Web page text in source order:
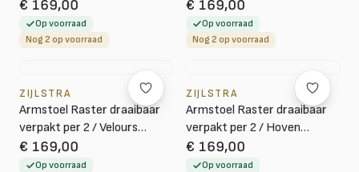
Groen-bruin
€ 169,00
Op voorraad
Nog 2 op voorraad
€ 169,00
Op voorraad
Nog 2 op voorraad
ZIJLSTRA
Armstoel Raster draaibaar
verpakt per 2 / Velours
champagne
€ 169,00
Op voorraad
ZIJLSTRA
Armstoel Raster draaibaar
verpakt per 2 / Hoven
champagne-bruin
€ 169,00
Op voorraad